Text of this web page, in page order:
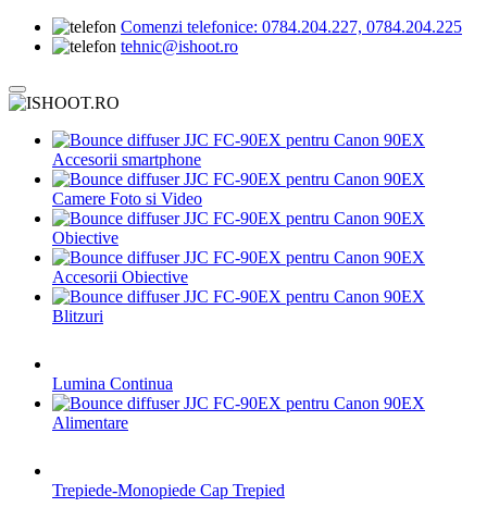
Comenzi telefonice: 0784.204.227, 0784.204.225
tehnic@ishoot.ro
Accesorii smartphone
Camere Foto si Video
Obiective
Accesorii Obiective
Blitzuri
Lumina Continua
Alimentare
Trepiede-Monopiede Cap Trepied